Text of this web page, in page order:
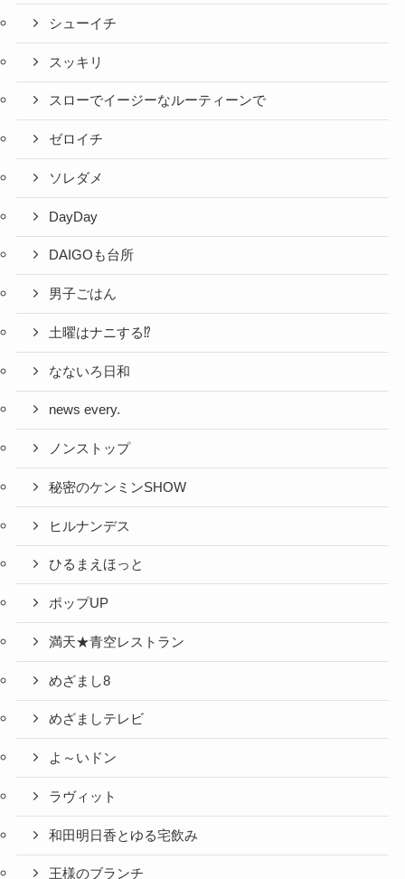
シューイチ
スッキリ
スローでイージーなルーティーンで
ゼロイチ
ソレダメ
DayDay
DAIGOも台所
男子ごはん
土曜はナニする⁉
なないろ日和
news every.
ノンストップ
秘密のケンミンSHOW
ヒルナンデス
ひるまえほっと
ポップUP
満天★青空レストラン
めざまし8
めざましテレビ
よ～いドン
ラヴィット
和田明日香とゆる宅飲み
王様のブランチ